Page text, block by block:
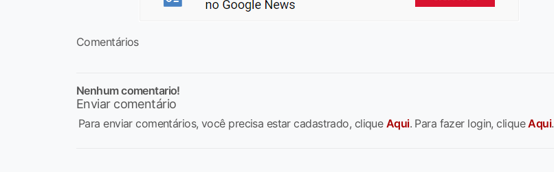
Comentários
Nenhum comentario!
Enviar comentário
Para enviar comentários, você precisa estar cadastrado, clique Aqui. Para fazer login, cliqueAqui.